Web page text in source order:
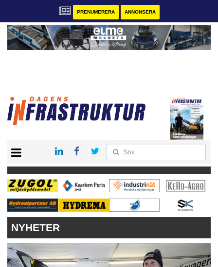
PRENUMERERA ANNONSERA
KONTAKT
VÅRA ANDRA MAGASIN
PRENUMERERA
ANNONSERA
NYHETER